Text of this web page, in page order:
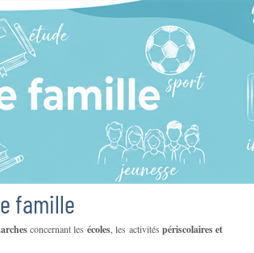
famille
concernant les écoles , les activités périscolaires et